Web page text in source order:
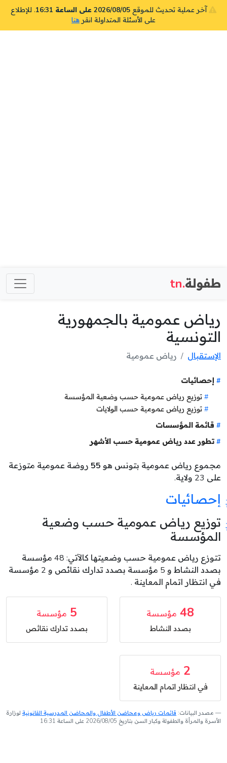
آخر عملية تحديث للموقع 2026/08/05 على الساعة 16:31
. للإطلاع
على الأسئلة المتداولة انقر هنا
طفولة.tn
رياض عمومية بالجمهورية
التونسية
الإستقبال رياض عمومية
إحصائيات
توزيع رياض عمومية حسب وضعية المؤسسة
توزيع رياض عمومية حسب الولايات
قائمة المؤسسات
تطور عدد رياض عمومية حسب الأشهر
مجموع رياض عمومية بتونس هو 55 روضة عمومية متوزعة
على 23 ولاية.
إحصائيات
توزيع رياض عمومية حسب وضعية
المؤسسة
تتوزع رياض عمومية حسب وضعيتها كالآتي: 48 مؤسسة
بصدد النشاط و 5 مؤسسة بصدد تدارك نقائص و 2 مؤسسة
في انتظار اتمام المعاينة .
48 مؤسسة
بصدد النشاط
5 مؤسسة
بصدد تدارك نقائص
2 مؤسسة
في انتظار اتمام المعاينة
مصدر البيانات: قائمات رياض ومحاضن الأطفال والمحاضن المدرسية القانونية لوزارة
الأسرة والمرأة والطفولة وكبار السن بتاريخ 2026/08/05 على الساعة 16:31